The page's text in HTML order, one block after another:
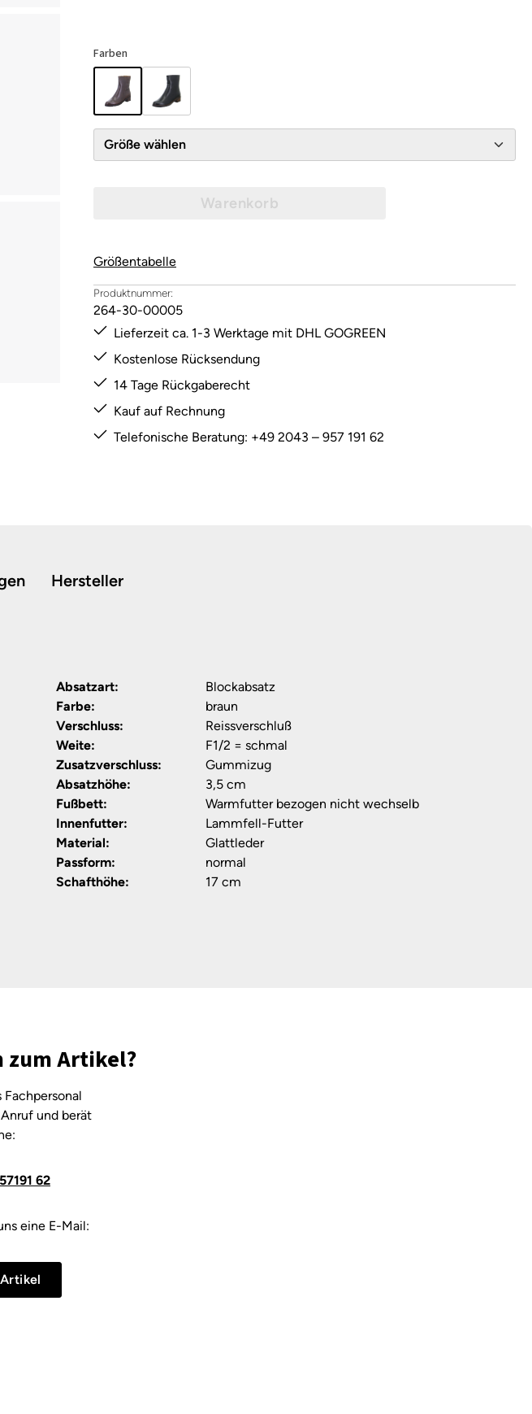
Farben
Größe wählen
Warenkorb
Größentabelle
Produktnummer:
264-30-00005
Lieferzeit ca. 1-3 Werktage mit DHL GOGREEN
Kostenlose Rücksendung
14 Tage Rückgaberecht
Kauf auf Rechnung
Telefonische Beratung: +49 2043 – 957 191 62
Hersteller
Absatzart:
Blockabsatz
Farbe:
braun
Verschluss:
Reissverschluß
Weite:
F1/2 = schmal
Zusatzverschluss:
Gummizug
Absatzhöhe:
3,5 cm
Fußbett:
Warmfutter bezogen nicht wechselb
Innenfutter:
Lammfell-Futter
Material:
Glattleder
Passform:
normal
Schafthöhe:
17 cm
zum Artikel?
und berät
62
eine E-Mail: